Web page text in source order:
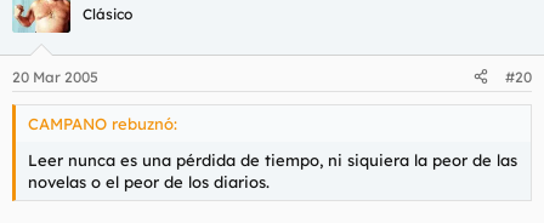
Clásico
20 Mar 2005 #20
CAMPANO rebuznó:
Leer nunca es una pérdida de tiempo, ni siquiera la peor de las
novelas o el peor de los diarios.